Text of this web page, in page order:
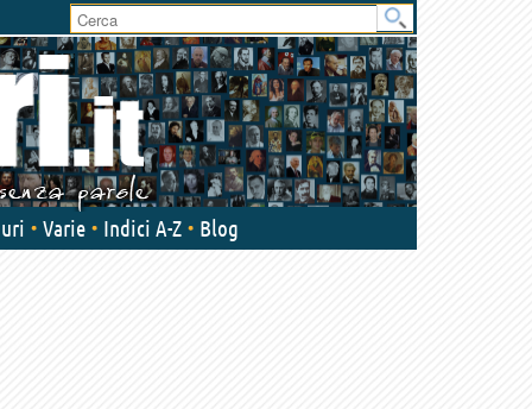
User
area
Varie Indici A-Z Blog